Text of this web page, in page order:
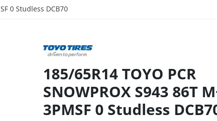
0 Studless DCB70
185/65R14 TOYO PCR
SNOWPROX S943 86T
3PMSF 0 Studless